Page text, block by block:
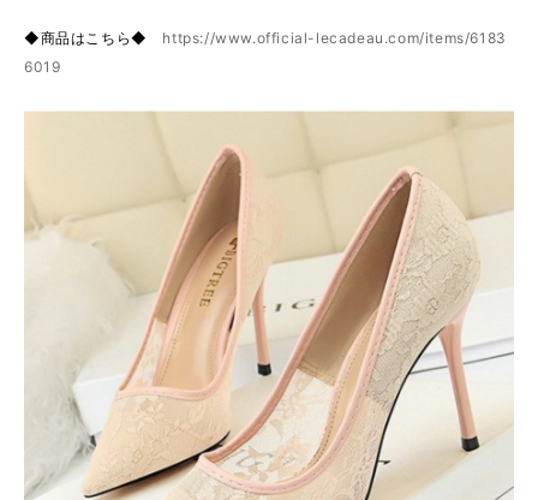
◆商品はこちら◆ https://www.official-lecadeau.com/items/6183
6019